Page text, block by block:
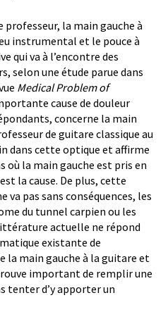
la main gauche à
instrumental et le pouce à
qui va à l’encontre des
selon une étude parue dans
Medical Problem of
cause de douleur
concerne la main
de guitare classique au
dans cette optique et affirme
où la main gauche est pris en
la cause. De plus, cette
pas sans conséquences, les
du tunnel carpien ou les
actuelle ne répond
existante de
la main gauche à la guitare et
important de remplir une
tenter d’y apporter un